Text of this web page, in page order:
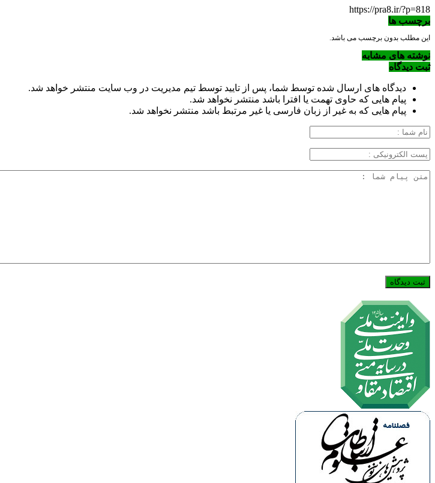
https://pra8.ir/?p=818
برچسب ها
این مطلب بدون برچسب می باشد.
نوشته های مشابه
ثبت دیدگاه
دیدگاه های ارسال شده توسط شما، پس از تایید توسط تیم مدیریت در وب سایت منتشر خواهد شد.
پیام هایی که حاوی تهمت یا افترا باشد منتشر نخواهد شد.
پیام هایی که به غیر از زبان فارسی یا غیر مرتبط باشد منتشر نخواهد شد.